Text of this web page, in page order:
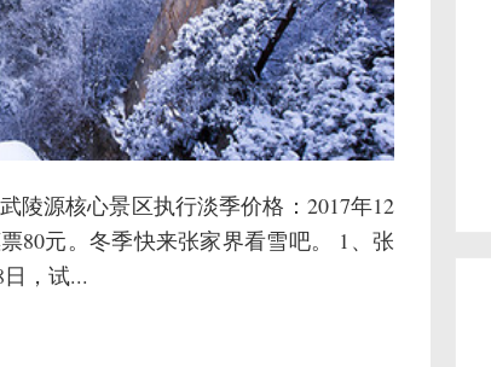
陵源核心景区执行淡季价格：2017年12
80元。冬季快来张家界看雪吧。 1、张
，试...